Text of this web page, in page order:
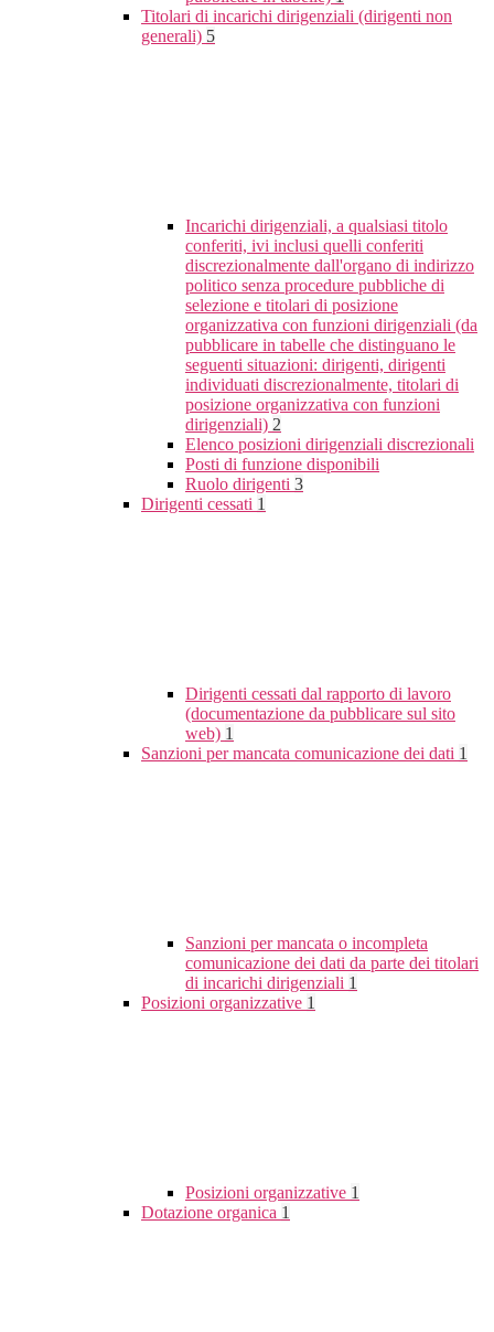
Titolari di incarichi dirigenziali (dirigenti non
generali) 5
Incarichi dirigenziali, a qualsiasi titolo
conferiti, ivi inclusi quelli conferiti
discrezionalmente dall'organo di indirizzo
politico senza procedure pubbliche di
selezione e titolari di posizione
organizzativa con funzioni dirigenziali (da
pubblicare in tabelle che distinguano le
seguenti situazioni: dirigenti, dirigenti
individuati discrezionalmente, titolari di
posizione organizzativa con funzioni
dirigenziali) 2
Elenco posizioni dirigenziali discrezionali
Posti di funzione disponibili
Ruolo dirigenti 3
Dirigenti cessati 1
Dirigenti cessati dal rapporto di lavoro
(documentazione da pubblicare sul sito
web) 1
Sanzioni per mancata comunicazione dei dati 1
Sanzioni per mancata o incompleta
comunicazione dei dati da parte dei titolari
di incarichi dirigenziali 1
Posizioni organizzative 1
Posizioni organizzative 1
Dotazione organica 1